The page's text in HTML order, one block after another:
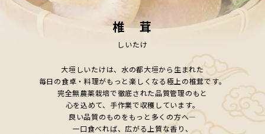
椎 茸
しいたけ
大垣しいたけは、水の都大垣から生まれた
毎日の食卓・料理がもっと楽しくなる極上の椎茸です。
完全無農薬栽培で徹底された品質管理のもと
心を込めて、手作業で収穫しています。
良い品質のものをもっと多くの方へ―
一口食べれば、広がる上質な香り、